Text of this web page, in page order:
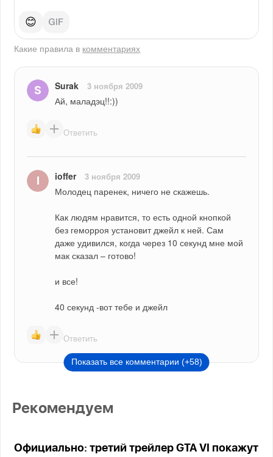
😊
Какие правила в комментариях
Surak 3 ноября 2009
Ай, маладэц!!:))
Ответить
ioffer 3 ноября 2009
Молодец паренек, ничего не скажешь.
Как людям нравится, то есть одной кнопкой
без геморроя установит джейл к ней. Сам
даже удивился, когда через 10 секунд мне мой
мак сказал – готово!
и все!
40 секунд -вот тебе и джейл
Ответить
Показать все комментарии (+58)
Рекомендуем
Официально: третий трейлер GTA VI покажут